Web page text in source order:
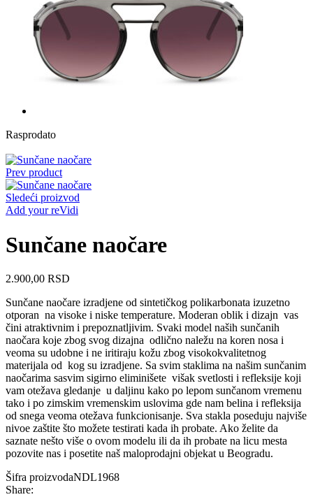
Rasprodato
Prev product
Sledeći proizvod
Add your reVidi
Sunčane naočare
2.900,00 RSD
Sunčane naočare izradjene od sintetičkog polikarbonata izuzetno
otporan na visoke i niske temperature. Moderan oblik i dizajn vas
čini atraktivnim i prepoznatljivim. Svaki model naših sunčanih
naočara koje zbog svog dizajna odlično naležu na koren nosa i
veoma su udobne i ne iritiraju kožu zbog visokokvalitetnog
materijala od kog su izradjene. Sa svim staklima na našim sunčanim
naočarima sasvim sigirno eliminišete višak svetlosti i refleksije koji
vam otežava gledanje u daljinu kako po lepom sunčanom vremenu
tako i po zimskim vremenskim uslovima gde nam belina i refleksija
od snega veoma otežava funkcionisanje. Sva stakla poseduju najviše
nivoe zaštite što možete testirati kada ih probate. Ako želite da
saznate nešto više o ovom modelu ili da ih probate na licu mesta
pozovite nas i posetite naš maloprodajni objekat u Beogradu.
Šifra proizvodaNDL1968
Share: